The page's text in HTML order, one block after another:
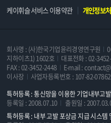
케이휘슬 서비스 이용약관 개인정보
회사명 : (사)한국기업윤리경영연구원
지하이츠1) 1602호
대표전화 : 02-
FAX : 02-3452-2448
E-mail :
이사장
사업자등록번호 : 107-82-07862
특허등록 : 통신망을 이용한 기업내부고
등록일 : 2008.07.10
출원일 :
특허등록 : 내부 고발 포상금 지급 시스템